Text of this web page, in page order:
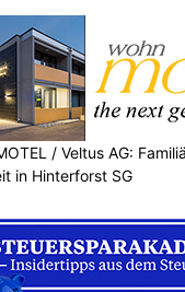
/ Veltus AG:
in Hinterforst SG